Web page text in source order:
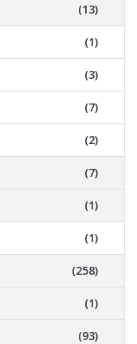
(13)
(1)
(3)
(7)
(2)
(7)
(1)
(1)
(258)
(1)
(93)